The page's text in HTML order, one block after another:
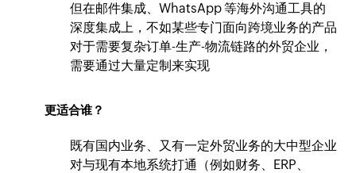
但在邮件集成、WhatsApp 等海外沟通工具的
深度集成上，不如某些专门面向跨境业务的产品
对于需要复杂订单-生产-物流链路的外贸企业，
需要通过大量定制来实现
更适合谁？
既有国内业务、又有一定外贸业务的大中型企业
对与现有本地系统打通（例如财务、ERP、